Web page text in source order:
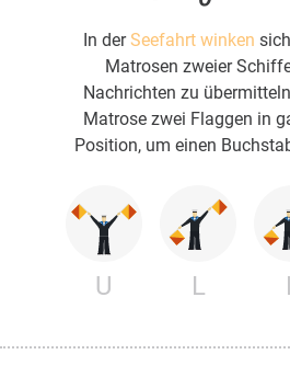
In derSeefahrt winken
Matrosen zweier
Nachrichten zu
Matrose zwei Flaggen in
Position, um einen
U L